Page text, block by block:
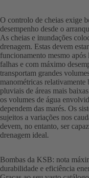
O controlo de cheias exige
desempenho desde o
As cheias e inundações
drenagem. Estas devem
funcionamento mesmo
falhas e com máximo
transportam grandes
manométricas
pluviais de áreas mais
os volumes de água
dependem das marés. Os
sujeitos a variações nos
devem, no entanto, ser
drenagem ideal.
Bombas da KSB: nota
durabilidade e eficiência